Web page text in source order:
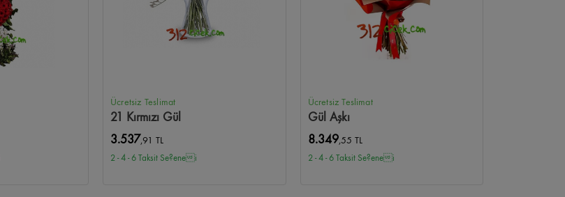
Ücretsiz Teslimat
21 Kırmızı Gül
3.537,91 TL
2 - 4 - 6 Taksit Se?enei
Ücretsiz Teslimat
Gül Aşkı
8.349,55 TL
2 - 4 - 6 Taksit Se?enei